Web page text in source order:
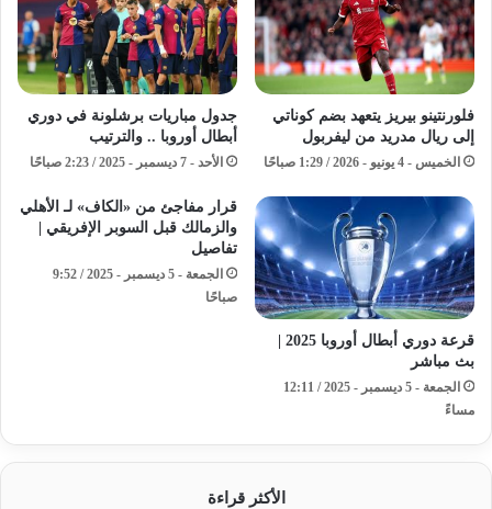
فلورنتينو بيريز يتعهد بضم كوناتي
إلى ريال مدريد من ليفربول
الخميس - 4 يونيو - 2026 / 1:29 صباحًا
جدول مباريات برشلونة في دوري
أبطال أوروبا .. والترتيب
الأحد - 7 ديسمبر - 2025 / 2:23 صباحًا
بث مباشر
الجمعة - 5 ديسمبر - 2025 / 12:11
مساءً
قرار مفاجئ من «الكاف» لـ الأهلي
والزمالك قبل السوبر الإفريقي |
تفاصيل
الجمعة - 5 ديسمبر - 2025 / 9:52
صباحًا
الأكثر قراءة